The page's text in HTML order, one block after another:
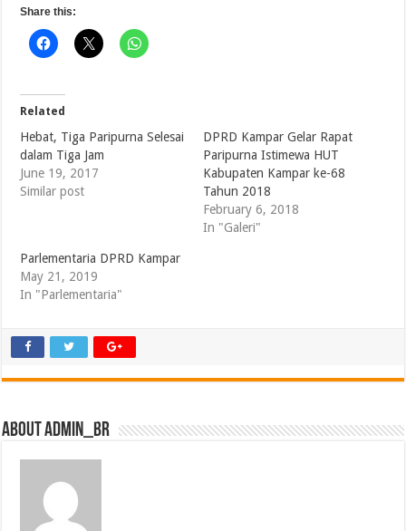
Share this:
Related
Hebat, Tiga Paripurna Selesai
dalam Tiga Jam
June 19, 2017
Similar post
DPRD Kampar Gelar Rapat
Paripurna Istimewa HUT
Kabupaten Kampar ke-68
Tahun 2018
February 6, 2018
In "Galeri"
Parlementaria DPRD Kampar
May 21, 2019
In "Parlementaria"
About admin_br